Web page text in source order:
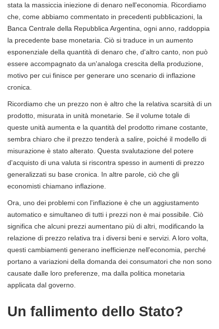
stata la massiccia iniezione di denaro nell'economia. Ricordiamo
che, come abbiamo commentato in precedenti pubblicazioni, la
Banca Centrale della Repubblica Argentina, ogni anno, raddoppia
la precedente base monetaria. Ciò si traduce in un aumento
esponenziale della quantità di denaro che, d'altro canto, non può
essere accompagnato da un'analoga crescita della produzione,
motivo per cui finisce per generare uno scenario di inflazione
cronica.
Ricordiamo che un prezzo non è altro che la relativa scarsità di un
prodotto, misurata in unità monetarie. Se il volume totale di
queste unità aumenta e la quantità del prodotto rimane costante,
sembra chiaro che il prezzo tenderà a salire, poiché il modello di
misurazione è stato alterato. Questa svalutazione del potere
d'acquisto di una valuta si riscontra spesso in aumenti di prezzo
generalizzati su base cronica. In altre parole, ciò che gli
economisti chiamano inflazione.
Ora, uno dei problemi con l'inflazione è che un aggiustamento
automatico e simultaneo di tutti i prezzi non è mai possibile. Ciò
significa che alcuni prezzi aumentano più di altri, modificando la
relazione di prezzo relativa tra i diversi beni e servizi. A loro volta,
questi cambiamenti generano inefficienze nell'economia, perché
portano a variazioni della domanda dei consumatori che non sono
causate dalle loro preferenze, ma dalla politica monetaria
applicata dal governo.
Un fallimento dello Stato?